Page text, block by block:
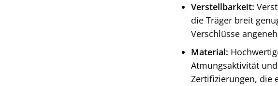
Verstellbarkeit:
die Träger breit
Verschlüsse
Material:
Atmungsaktivität
Zertifizierungen, die